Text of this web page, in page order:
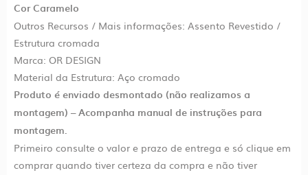
Cor Caramelo
Outros Recursos / Mais informações: Assento Revestido /
Estrutura cromada
Marca: OR DESIGN
Material da Estrutura: Aço cromado
Produto é enviado desmontado (não realizamos a
montagem) – Acompanha manual de instruções para
montagem.
Primeiro consulte o valor e prazo de entrega e só clique em
comprar quando tiver certeza da compra e não tiver